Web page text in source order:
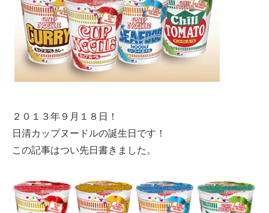
２０１３年９月１８日！
日清カップヌードルの誕生日です！
この記事はつい先日書きました。